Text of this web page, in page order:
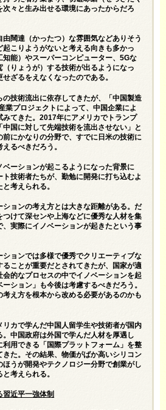
次々と生み出せる環境にあったからだろ
闊達（かったつ）な雰囲気などありそう
こりようがないと考える向きも多かっ
能）やスーパーコンピューター、5Gな
（りょうが）する技術が出るようになっ
ざるをえなくなったのである。
技術流出に依存してきたが、「中国製造
業プロジェクトによって、中国企業によ
みてきた。2017年にアメリカでトランプ
国に対して先端技術を流出させない」と
にかなりの分野で、すでに日米の技術に
るべきだろう。
ーションが起こるようになった背景に
技術者たちが、勤勉に開発に打ち込むよ
考えられる。
ションの考え方とは大きな距離がある。だ
けて深センや上海などに優秀な人材を集
実際にイノベーションが起きたという事
ョンでは多様で優秀でクリエーティブな
ることが重要だとされてきたが、国家が適
的なプロセスの中でイノベーションを起
ション」も今後は考慮するべきだろう。
え方を根本から改める必要があるのかも
カで学んだ中国人留学生や技術者が国内
中国政府は外国で学んだ人材を厚遇し
用できる「国際プラットフォーム」を整
た。その結果、物価がばか高いシリコン
うが開発やテクノロジー分野で創業がし
考えられる。
習近平一強体制